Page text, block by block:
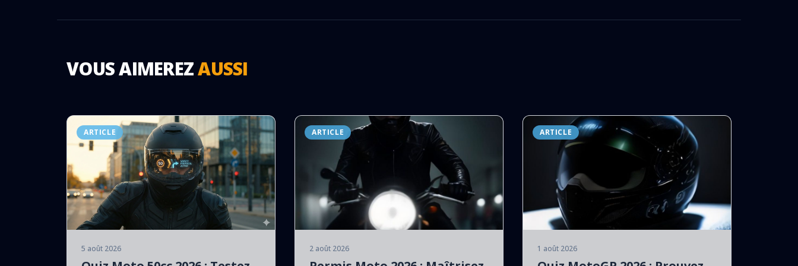
VOUS AIMEREZAUSSI
ARTICLE
5 août 2026
ARTICLE
2 août 2026
ARTICLE
1 août 2026